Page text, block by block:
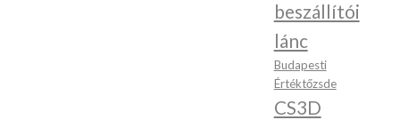
beszállítói
lánc
Budapesti
Értéktőzsde
CS3D